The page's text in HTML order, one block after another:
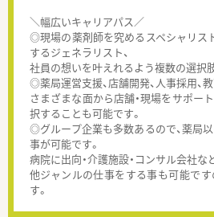
＼幅広いキャリアパス／
◎現場の薬剤師を究めるスペシャリス
するジェネラリスト、
社員の想いを叶えれるよう複数の選択
◎薬局運営支援、店舗開発、人事採用、教
さまざまな面から店舗・現場をサポー
択することも可能です。
◎グループ企業も多数あるので、薬局
事が可能です。
病院に出向・介護施設・コンサル会社な
他ジャンルの仕事をする事も可能で
す。